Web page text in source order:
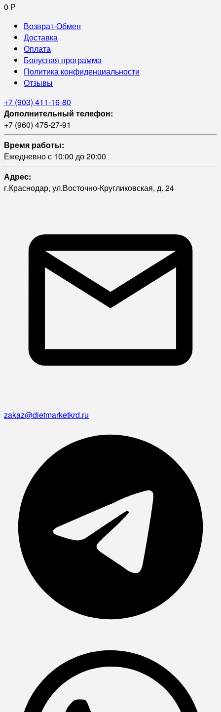
0 Р
Возврат-Обмен
Доставка
Оплата
Бонусная программа
Политика конфиденциальности
Отзывы
+7 (903) 411-16-80
Дополнительный телефон:
+7 (960) 475-27-91
Время работы:
Ежедневно с 10:00 до 20:00
Адрес:
г.Краснодар, ул.Восточно-Кругликовская, д. 24
zakaz@dietmarketkrd.ru